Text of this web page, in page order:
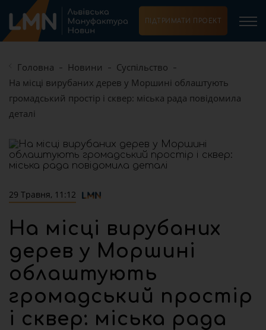
ПІДТРИМАТИ ПРОЕКТ
Головна Новини
Суспільство
На місці вирубаних дерев у Моршині облаштують
громадський простір і сквер: міська рада повідомила
деталі
29 Травня, 11:12
На місці вирубаних
дерев у Моршині
облаштують
громадський простір
і сквер: міська рада